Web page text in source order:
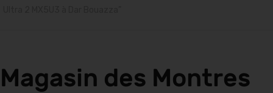
Magasin des Montres